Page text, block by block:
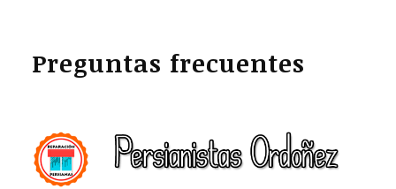
Preguntas frecuentes